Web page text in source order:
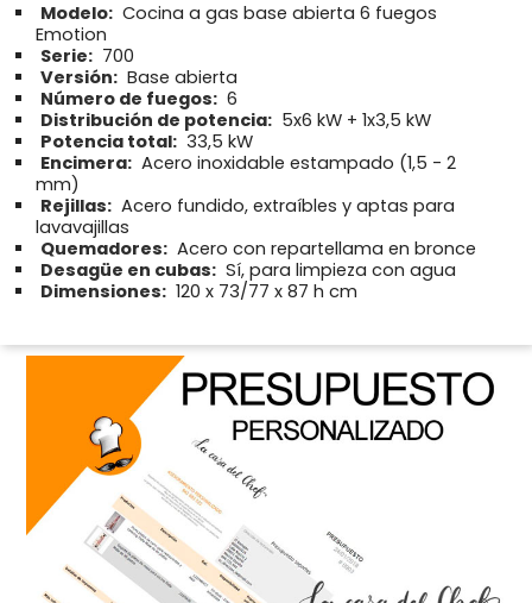
Modelo: Cocina a gas base abierta 6 fuegos
Emotion
Serie: 700
Versión: Base abierta
Número de fuegos: 6
Distribución de potencia: 5x6 kW + 1x3,5 kW
Potencia total: 33,5 kW
Encimera: Acero inoxidable estampado (1,5 - 2
mm)
Rejillas: Acero fundido, extraíbles y aptas para
lavavajillas
Quemadores: Acero con repartellama en bronce
Desagüe en cubas: Sí, para limpieza con agua
Dimensiones: 120 x 73/77 x 87 h cm